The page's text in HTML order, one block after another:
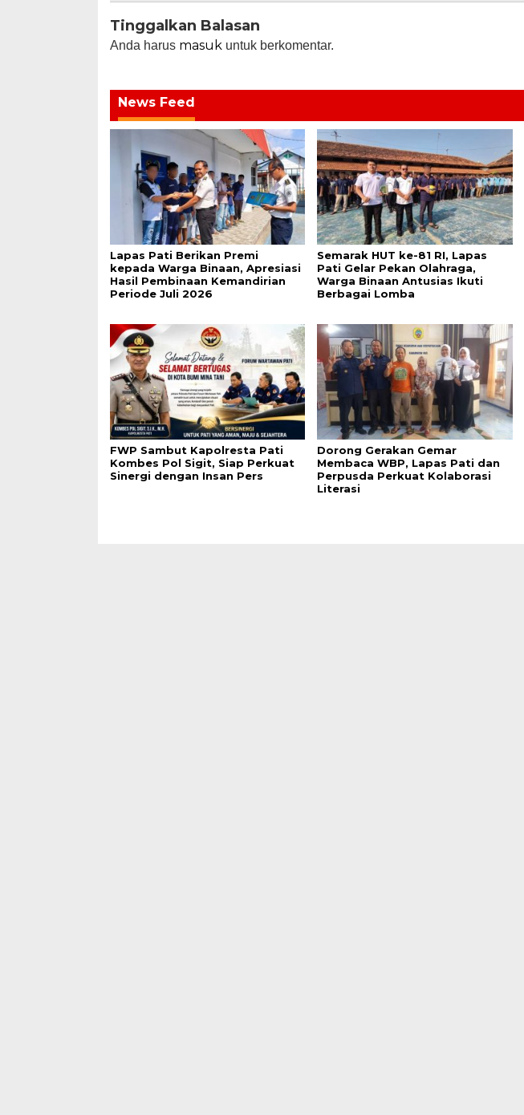
Tinggalkan Balasan
Anda harus masuk untuk berkomentar.
News Feed
Lapas Pati Berikan Premi
kepada Warga Binaan, Apresiasi
Hasil Pembinaan Kemandirian
Periode Juli 2026
Semarak HUT ke-81 RI, Lapas
Pati Gelar Pekan Olahraga,
Warga Binaan Antusias Ikuti
Berbagai Lomba
FWP Sambut Kapolresta Pati
Kombes Pol Sigit, Siap Perkuat
Sinergi dengan Insan Pers
Dorong Gerakan Gemar
Membaca WBP, Lapas Pati dan
Perpusda Perkuat Kolaborasi
Literasi